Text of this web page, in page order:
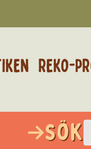
REKO-
Sök